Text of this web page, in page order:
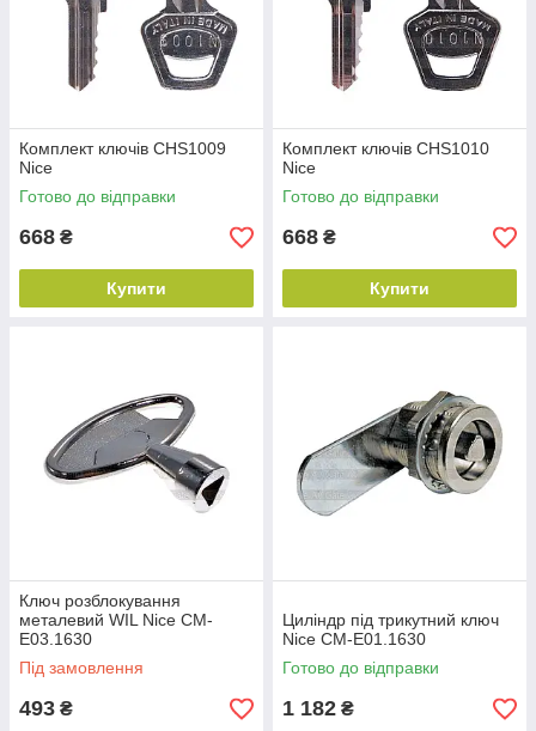
Комплект ключів CHS1009
Nice
Готово до відправки
668 ₴
Купити
Комплект ключів CHS1010
Nice
Готово до відправки
668 ₴
Купити
Ключ розблокування
металевий WIL Nice CM-
E03.1630
Під замовлення
493 ₴
Циліндр під трикутний ключ
Nice CM-E01.1630
Готово до відправки
1 182 ₴